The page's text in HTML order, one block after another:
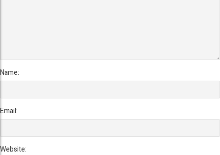
Name:
Email:
Website: